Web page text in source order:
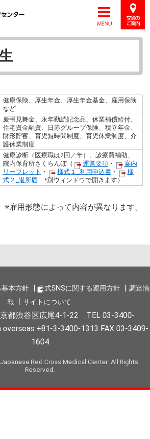
健康保険、厚生年金、厚生年金基金、雇用保険
など
慶弔見舞金、永年勤続記念品、休業補償給付、
住宅資金融資、日赤グループ保険、積立年金、
財形貯蓄、育児短時間制度、育児休業制度、介
護休業制度
健康診断（医療職は2回／年）、診療費補助、
院内保育所さくらんぼ（
運営要項・
案内
リーフレット ・ 様式１_利用申込書・
様
式２_退所届 *別ウィンドウで開きます）
※雇用形態によって内容が異なります。
本方針 公式SNSに関する運用方針
調達情
報
サイトについて
都渋谷区広尾4-1-22 TEL 03-3400-
overseas +81-3-3400-1313 FAX 03-3409-
1604
Red Cross Medical Center. All Rights
Reserved.